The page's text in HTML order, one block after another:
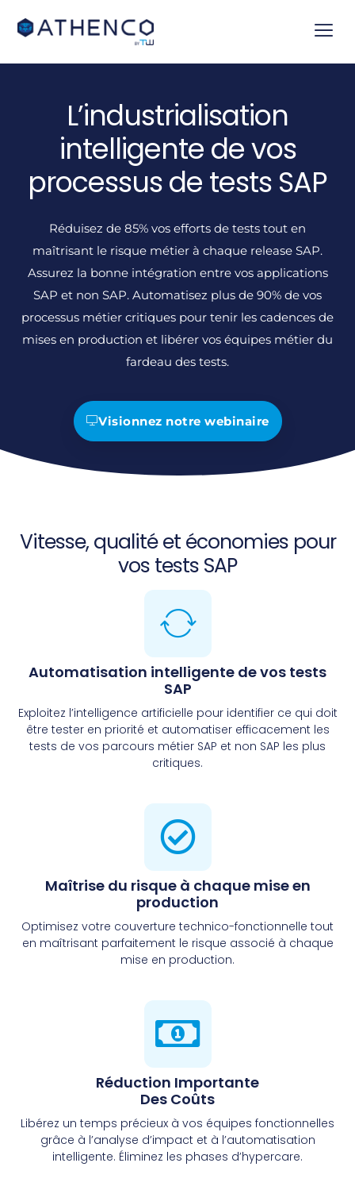
L’industrialisation
intelligente de vos
processus de tests SAP
Réduisez de 85% vos efforts de tests tout en
maîtrisant le risque métier à chaque release SAP.
Assurez la bonne intégration entre vos applications
SAP et non SAP. Automatisez plus de 90% de vos
processus métier critiques pour tenir les cadences de
mises en production et libérer vos équipes métier du
fardeau des tests.
Visionnez notre webinaire
Vitesse, qualité et économies pour
vos tests SAP
Automatisation intelligente de vos tests
SAP
Exploitez l’intelligence artificielle pour identifier ce qui doit
être tester en priorité et automatiser efficacement les
tests de vos parcours métier SAP et non SAP les plus
critiques.
Maîtrise du risque à chaque mise en
production
Optimisez votre couverture technico-fonctionnelle tout
en maîtrisant parfaitement le risque associé à chaque
mise en production.
Réduction Importante
Des Coûts
Libérez un temps précieux à vos équipes fonctionnelles
grâce à l’analyse d’impact et à l’automatisation
intelligente. Éliminez les phases d’hypercare.